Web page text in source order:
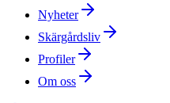
Nyheter
Skärgårdsliv
Profiler
Om oss